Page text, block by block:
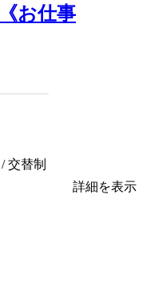
お仕事
交替制
詳細を表示